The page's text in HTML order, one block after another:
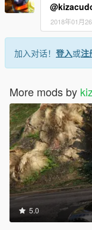
2018年01月
加入对话！ 登入或注
More mods by
5.0